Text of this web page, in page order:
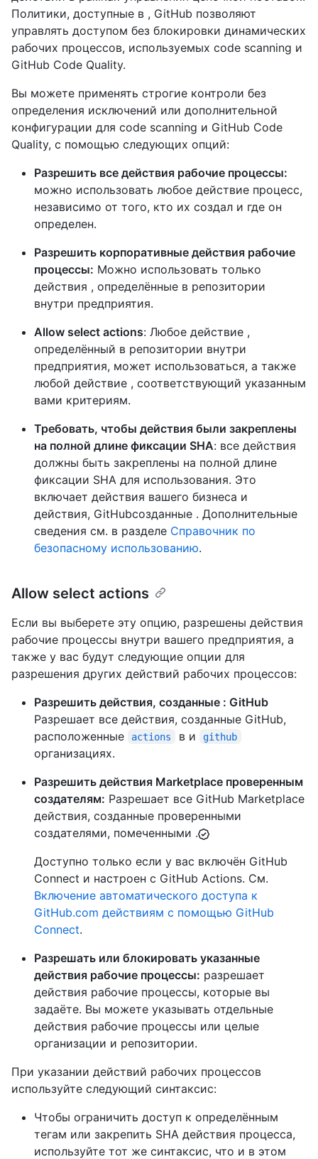
Политики, доступные в , GitHub позволяют
управлять доступом без блокировки динамических
рабочих процессов, используемых code scanning и
GitHub Code Quality.
Вы можете применять строгие контроли без
определения исключений или дополнительной
конфигурации для code scanning и GitHub Code
Quality, с помощью следующих опций:
Разрешить все действия рабочие процессы:
можно использовать любое действие процесс,
независимо от того, кто их создал и где он
определен.
Разрешить корпоративные действия рабочие
процессы: Можно использовать только
действия , определённые в репозитории
внутри предприятия.
Allow select actions: Любое действие ,
определённый в репозитории внутри
предприятия, может использоваться, а также
любой действие , соответствующий указанным
вами критериям.
Требовать, чтобы действия были закреплены
на полной длине фиксации SHA: все действия
должны быть закреплены на полной длине
фиксации SHA для использования. Это
включает действия вашего бизнеса и
действия, GitHubсозданные . Дополнительные
сведения см. в разделе Справочник по
безопасному использованию.
Allow select actions
Если вы выберете эту опцию, разрешены действия
рабочие процессы внутри вашего предприятия, а
также у вас будут следующие опции для
разрешения других действий рабочих процессов:
Разрешить действия, созданные : GitHub
Разрешает все действия, созданные GitHub,
расположенные
actions в и github
организациях.
Разрешить действия Marketplace проверенным
создателям: Разрешает все GitHub Marketplace
действия, созданные проверенными
создателями, помеченными .
Доступно только если у вас включён GitHub
Connect и настроен с GitHub Actions. См.
Включение автоматического доступа к
GitHub.com действиям с помощью GitHub
Connect.
Разрешать или блокировать указанные
действия рабочие процессы: разрешает
действия рабочие процессы, которые вы
задаёте. Вы можете указывать отдельные
действия рабочие процессы или целые
организации и репозитории.
При указании действий рабочих процессов
используйте следующий синтаксис:
Чтобы ограничить доступ к определённым
тегам или закрепить SHA действия процесса,
используйте тот же синтаксис, что и в этом